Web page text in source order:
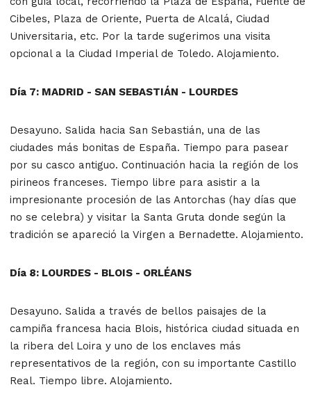
Cibeles, Plaza de Oriente, Puerta de Alcalá, Ciudad
Universitaria, etc. Por la tarde sugerimos una visita
opcional a la Ciudad Imperial de Toledo. Alojamiento.
Día 7: MADRID - SAN SEBASTIÁN - LOURDES
Desayuno. Salida hacia San Sebastián, una de las
ciudades más bonitas de España. Tiempo para pasear
por su casco antiguo. Continuación hacia la región de los
pirineos franceses. Tiempo libre para asistir a la
impresionante procesión de las Antorchas (hay días que
no se celebra) y visitar la Santa Gruta donde según la
tradición se apareció la Virgen a Bernadette. Alojamiento.
Día 8: LOURDES - BLOIS - ORLÉANS
Desayuno. Salida a través de bellos paisajes de la
campiña francesa hacia Blois, histórica ciudad situada en
la ribera del Loira y uno de los enclaves más
representativos de la región, con su importante Castillo
Real. Tiempo libre. Alojamiento.